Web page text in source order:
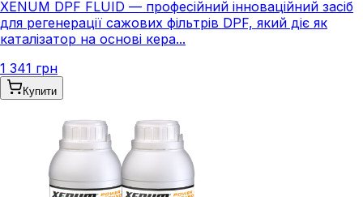
XENUM DPF FLUID — професійний інноваційний засіб
для регенерації сажових фільтрів DPF, який діє як
каталізатор на основі кера...
1 341 грн
Купити